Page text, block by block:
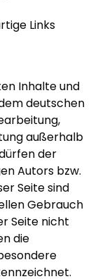
Links
Inhalte und
deutschen
außerhalb
der
Autors bzw.
Seite sind
Gebrauch
Seite nicht
die